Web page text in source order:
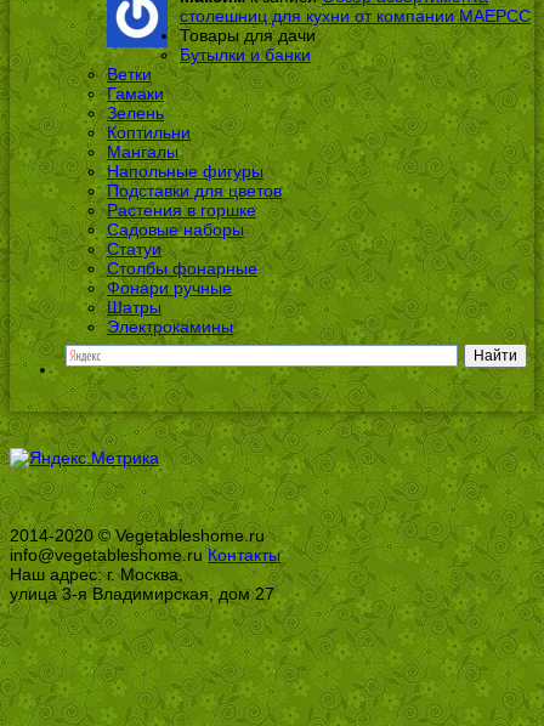
столешниц для кухни от компании МАЕРСС
Товары для дачи
Бутылки и банки
Ветки
Гамаки
Зелень
Коптильни
Мангалы
Напольные фигуры
Подставки для цветов
Растения в горшке
Садовые наборы
Статуи
Столбы фонарные
Фонари ручные
Шатры
Электрокамины
2014-2020 © Vegetableshome.ru
info@vegetableshome.ruКонтакты
Наш адрес: г. Москва,
улица 3-я Владимирская, дом 27